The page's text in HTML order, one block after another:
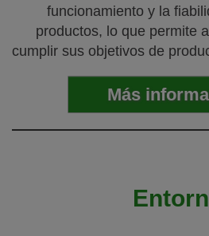
funcionamiento y la
productos, lo que permite
cumplir sus objetivos de
Más